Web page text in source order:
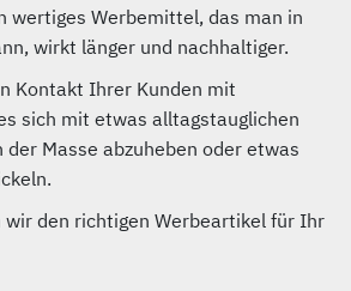
wertiges Werbemittel, das man in
wirkt länger und nachhaltiger.
Kontakt Ihrer Kunden mit
sich mit etwas alltagstauglichen
der Masse abzuheben oder etwas
wir den richtigen Werbeartikel für Ihr